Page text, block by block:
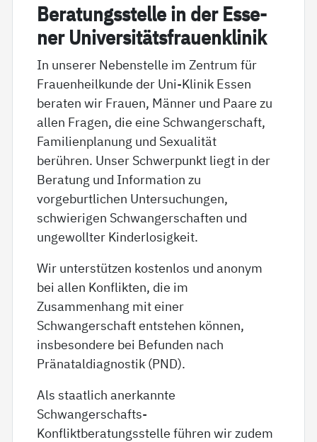
Be­ra­tungs­s­tel­le in der Es­se­
ner Uni­ver­si­täts­frau­en­k­li­nik
In unserer Nebenstelle im Zentrum für
Frauenheilkunde der Uni-Klinik Essen
beraten wir Frauen, Männer und Paare zu
allen Fragen, die eine Schwangerschaft,
Familienplanung und Sexualität
berühren. Unser Schwerpunkt liegt in der
Beratung und Information zu
vorgeburtlichen Untersuchungen,
schwierigen Schwangerschaften und
ungewollter Kinderlosigkeit.
Wir unterstützen kostenlos und anonym
bei allen Konflikten, die im
Zusammenhang mit einer
Schwangerschaft entstehen können,
insbesondere bei Befunden nach
Pränataldiagnostik (PND).
Als staatlich anerkannte
Schwangerschafts-
Konfliktberatungsstelle führen wir zudem